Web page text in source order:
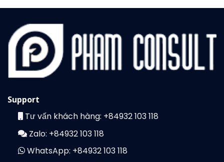
Support
Tư vấn khách hàng: +84932 103 118
Zalo: +84932 103 118
WhatsApp: +84932 103 118